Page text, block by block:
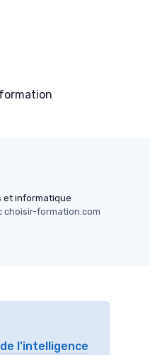
et informatique
choisir-formation.com
l’intelligence